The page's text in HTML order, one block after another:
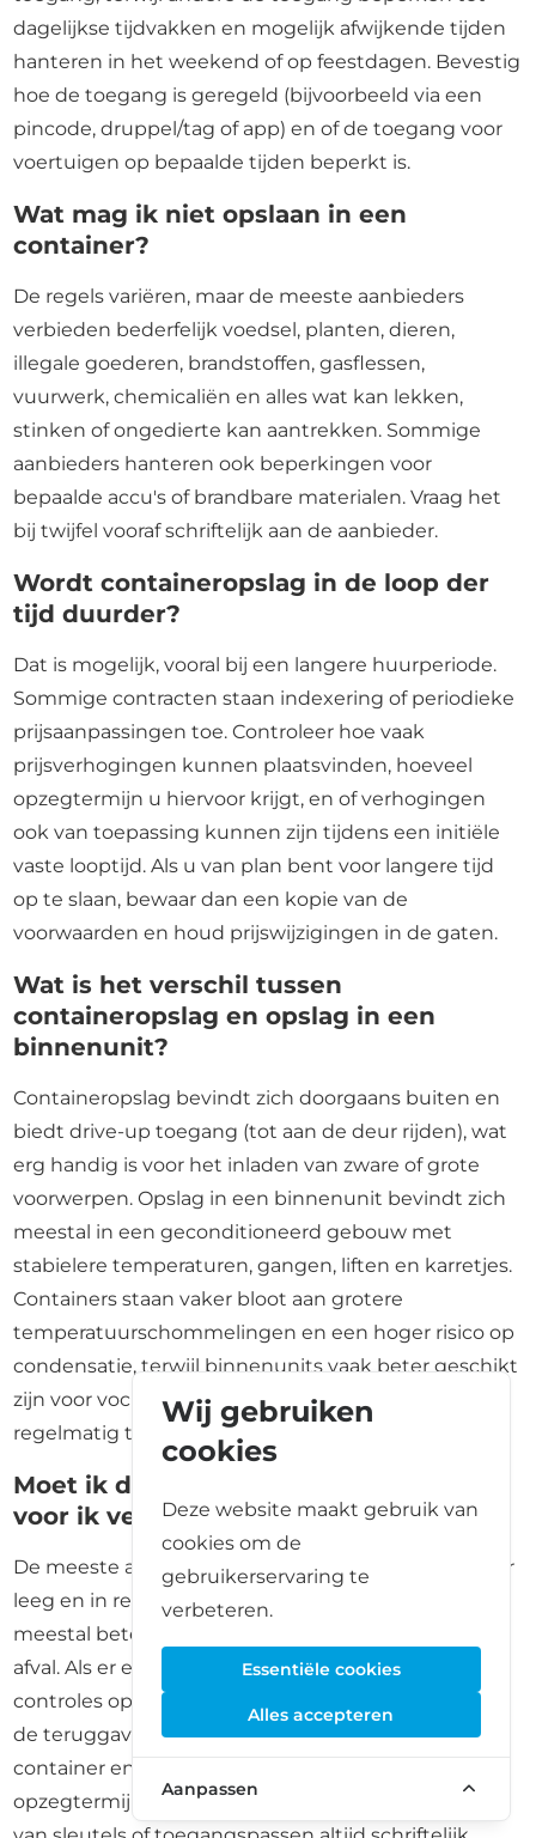
dagelijkse tijdvakken en mogelijk afwijkende tijden
hanteren in het weekend of op feestdagen. Bevestig
hoe de toegang is geregeld (bijvoorbeeld via een
pincode, druppel/tag of app) en of de toegang voor
voertuigen op bepaalde tijden beperkt is.
Wat mag ik niet opslaan in een
container?
De regels variëren, maar de meeste aanbieders
verbieden bederfelijk voedsel, planten, dieren,
illegale goederen, brandstoffen, gasflessen,
vuurwerk, chemicaliën en alles wat kan lekken,
stinken of ongedierte kan aantrekken. Sommige
aanbieders hanteren ook beperkingen voor
bepaalde accu's of brandbare materialen. Vraag het
bij twijfel vooraf schriftelijk aan de aanbieder.
Wordt containeropslag in de loop der
tijd duurder?
Dat is mogelijk, vooral bij een langere huurperiode.
Sommige contracten staan indexering of periodieke
prijsaanpassingen toe. Controleer hoe vaak
prijsverhogingen kunnen plaatsvinden, hoeveel
opzegtermijn u hiervoor krijgt, en of verhogingen
ook van toepassing kunnen zijn tijdens een initiële
vaste looptijd. Als u van plan bent voor langere tijd
op te slaan, bewaar dan een kopie van de
voorwaarden en houd prijswijzigingen in de gaten.
Wat is het verschil tussen
containeropslag en opslag in een
binnenunit?
Containeropslag bevindt zich doorgaans buiten en
biedt drive-up toegang (tot aan de deur rijden), wat
erg handig is voor het inladen van zware of grote
voorwerpen. Opslag in een binnenunit bevindt zich
meestal in een geconditioneerd gebouw met
stabielere temperaturen, gangen, liften en karretjes.
Containers staan vaker bloot aan grotere
temperatuurschommelingen en een hoger risico op
condensatie, terwijl binnenunits vaak beter geschikt
zijn voor vochtgevoelige goederen en wanneer u
regelmatig te voet spullen wilt ophalen of brengen.
Moet ik de container schoonmaken
voor ik vertrek?
De meeste aanbieders verwachten dat de container
leeg en in redelijke staat wordt achtergelaten, wat
meestal betekent dat deze geveegd is en vrij van
afval. Als er een borg van toepassing is, kunnen
controles op netheid en schade invloed hebben op
de teruggave daarvan. Maak foto's van de lege
container en bevestig de einddatum, de
opzegtermijn en de procedure voor het inleveren
Wij gebruiken
cookies
Deze website maakt gebruik van
cookies om de
gebruikerservaring te
verbeteren.
Essentiële cookies
Alles accepteren
Aanpassen